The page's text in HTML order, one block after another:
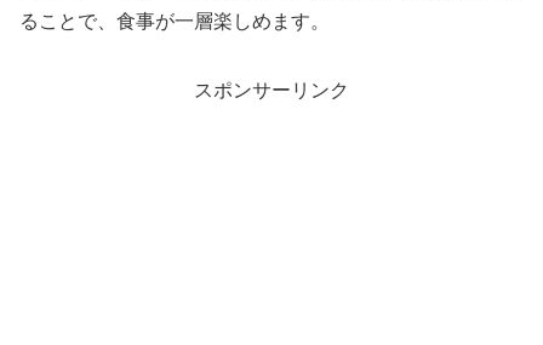
ることで、食事が一層楽しめます。
スポンサーリンク